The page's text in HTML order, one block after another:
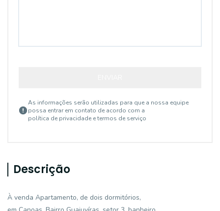
As informações serão utilizadas para que a nossa equipe
possa entrar em contato de acordo com a
política de privacidade e termos de serviço
Descrição
À venda Apartamento, de dois dormitórios,